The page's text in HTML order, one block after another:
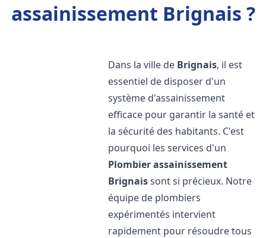
assainissement Brignais ?
Dans la ville de Brignais, il est
essentiel de disposer d'un
système d'assainissement
efficace pour garantir la santé et
la sécurité des habitants. C'est
pourquoi les services d'un
Plombier assainissement
Brignaissont si précieux. Notre
équipe de plombiers
expérimentés intervient
rapidement pour résoudre tous